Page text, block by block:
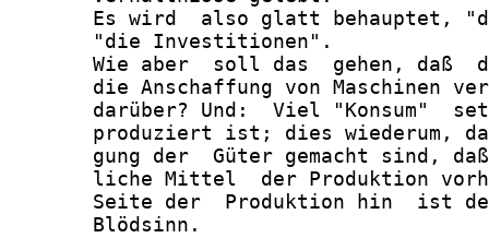
Es wird  also glatt behauptet,
       "die Investitionen".
Wie aber  soll das  gehen, daß
die Anschaffung von Maschinen
darüber? Und:  Viel "Konsum"
produziert ist; dies wiederum,
gung der  Güter gemacht sind,
liche Mittel  der Produktion
Seite der  Produktion hin  ist
       Blödsinn.